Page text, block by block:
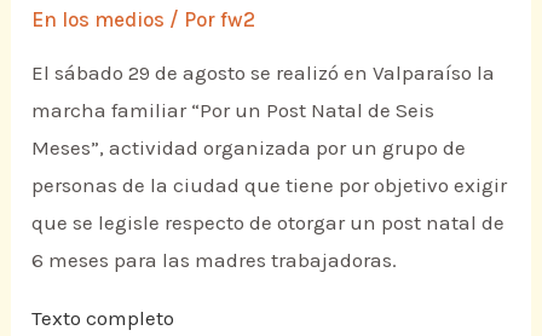
En los medios / Porfw2
El sábado 29 de agosto se realizó en Valparaíso la
marcha familiar “Por un Post Natal de Seis
Meses”, actividad organizada por un grupo de
personas de la ciudad que tiene por objetivo exigir
que se legisle respecto de otorgar un post natal de
6 meses para las madres trabajadoras.
Texto completo